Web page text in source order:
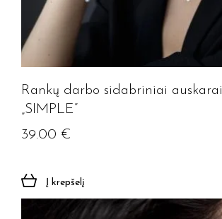
Rankų darbo sidabriniai auskarai
„SIMPLE”
39.00 €
Į krepšelį